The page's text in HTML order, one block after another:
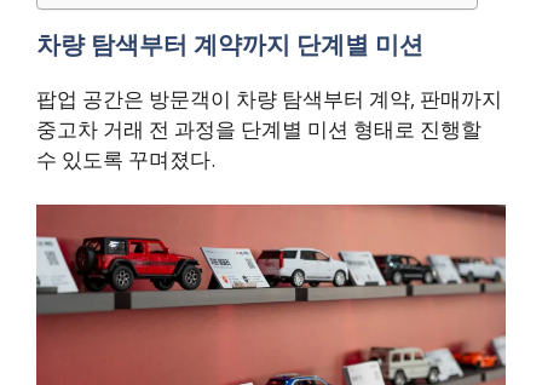
차량 탐색부터 계약까지 단계별 미션
팝업 공간은 방문객이 차량 탐색부터 계약, 판매까지
중고차 거래 전 과정을 단계별 미션 형태로 진행할
수 있도록 꾸며졌다.